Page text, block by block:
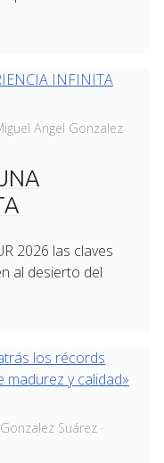
Angel Gonzalez
2026 las claves
al desierto del
Suárez ·